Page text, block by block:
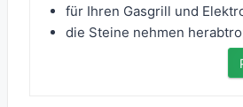
für Ihren Gasgrill und
die Steine nehmen